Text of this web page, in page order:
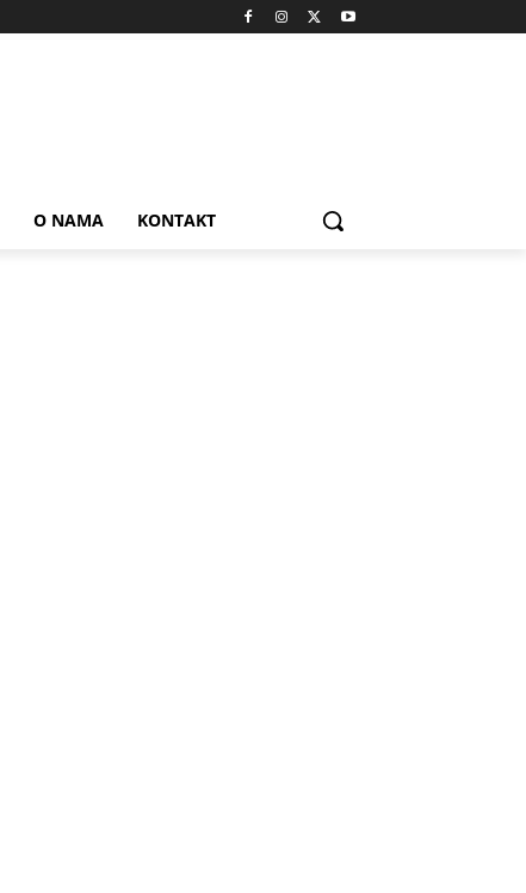
O NAMA KONTAKT